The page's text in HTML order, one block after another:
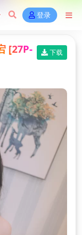
登录
[27P-
下载